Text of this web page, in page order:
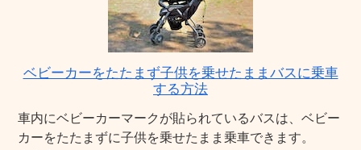
ベビーカーをたたまず子供を乗せたままバスに乗車
する方法
車内にベビーカーマークが貼られているバスは、ベビー
カーをたたまずに子供を乗せたまま乗車できます。